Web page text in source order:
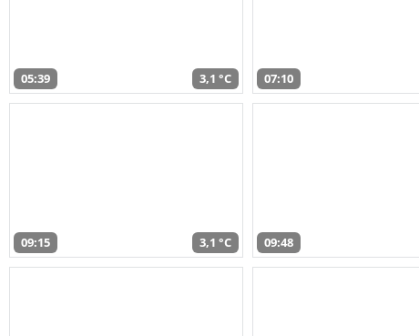
05:39 3,1 °C 07:10
09:15 3,1 °C 09:48